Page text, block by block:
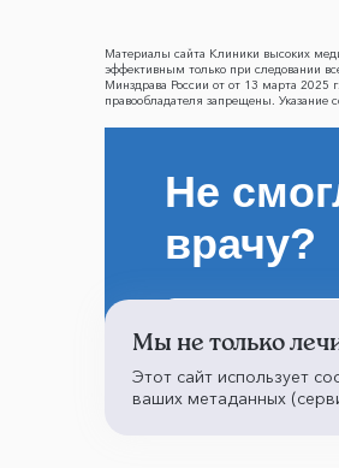
Материалы сайта Клиники высоких
эффективным только при следовании
Минздрава России от от 13 марта
правообладателя запрещены.
Не
врачу?
Написать о
Мы не только
Этот сайт использует
ваших метаданных